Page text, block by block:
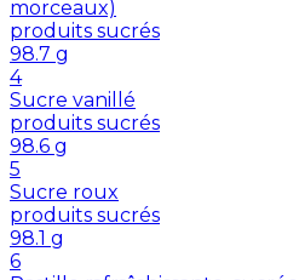
morceaux)
produits sucrés
98.7 g
4
Sucre vanillé
produits sucrés
98.6 g
5
Sucre roux
produits sucrés
98.1 g
6